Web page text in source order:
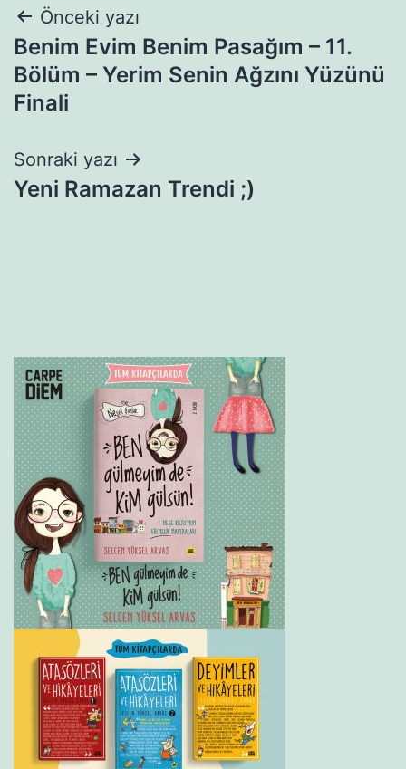
Yazı
gezinmesi
Önceki yazı
Benim Evim Benim Pasağım – 11.
Bölüm – Yerim Senin Ağzını Yüzünü
Finali
Sonraki yazı
Yeni Ramazan Trendi ;)